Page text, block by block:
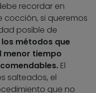
recordar en
cocción, si queremos
posible de
los métodos que
menor tiempo
El
salteados, el
que no